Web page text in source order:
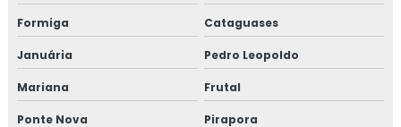
Isolamento térmico para tubulação de água gelada rj
Isolamento térmico para tubulação de água quente
Isolamento térmico para tubulação de cobre
Formiga Cataguases
Januária Pedro Leopoldo
Mariana Frutal
Ponte Nova Pirapora